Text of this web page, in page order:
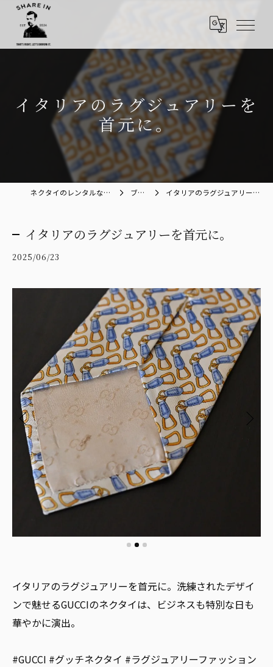
イタリアのラグジュアリーを
首元に。
ネクタイのレンタルならShare in ブログ イタリアのラグジュアリーを首元に。
イタリアのラグジュアリーを首元に。
2025/06/23
イタリアのラグジュアリーを首元に。洗練されたデザイ
ンで魅せるGUCCIのネクタイは、ビジネスも特別な日も
華やかに演出。
#GUCCI #グッチネクタイ #ラグジュアリーファッション